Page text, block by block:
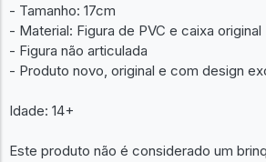
- Tamanho: 17cm
- Material: Figura de PVC e caixa original
- Figura não articulada
- Produto novo, original e com design
Idade: 14+
Este produto não é considerado um